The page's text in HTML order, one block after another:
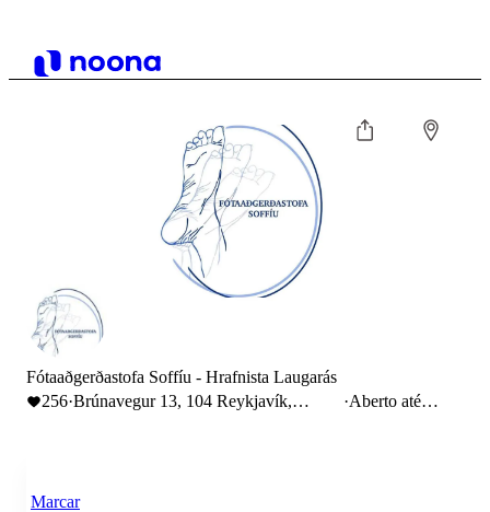
Fótaaðgerðastofa Soffíu - Hrafnista Laugarás
256·Brúnavegur 13, 104 Reykjavík,
·Aberto até
Marcar